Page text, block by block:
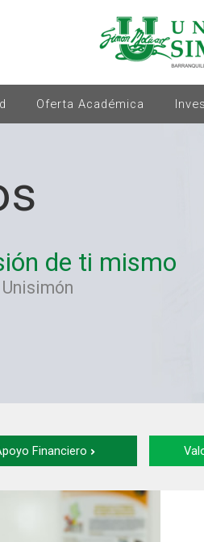
Oferta Académica
de ti mismo
Financiero